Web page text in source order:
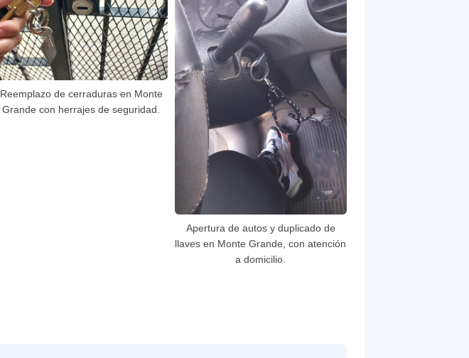
Reemplazo de cerraduras en Monte
Grande con herrajes de seguridad.
Apertura de autos y duplicado de
llaves en Monte Grande, con atención
a domicilio.